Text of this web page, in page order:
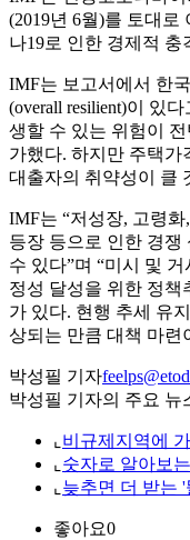
(2019년 6월)를 토대로
나19로 인한 경제적
IMF는 보고서에서 한
(overall resilient)이 있
생할 수 있는 위험이
가했다. 하지만 주택가
대출자의 취약성이 클
IMF는 “저성장, 고령
등장 등으로 인한 경쟁
수 있다”며 “미시 및
정성 달성을 위한 정책
가 있다. 현행 추세 유
상되는 만큼 대책 마련
박성필 기자
박성필 기자의 주요 뉴
⌞ 비규제지역에
⌞ 숫자로 알아보
⌞ 늦추면 더 받는
좋아요0